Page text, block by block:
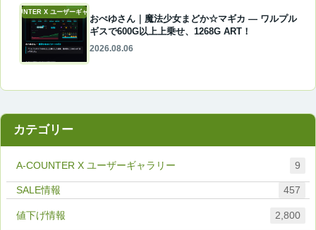
A-COUNTER X ユーザーギャラリー
おぺゆさん｜魔法少女まどか☆マギカ ― ワルプル
ギスで600G以上上乗せ、1268G ART！
2026.08.06
カテゴリー
A-COUNTER X ユーザーギャラリー 9
457
値下げ情報 2,800